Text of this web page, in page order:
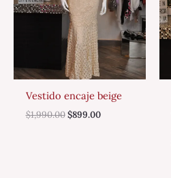
Vestido encaje beige
$1,990.00 $899.00